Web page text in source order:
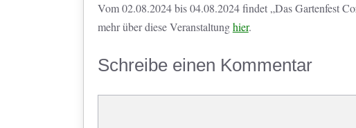
Vom 02.08.2024 bis 04.08.2024 findet „Das Gartenfest
mehr über diese Veranstaltunghier.
Schreibe einen Kommentar